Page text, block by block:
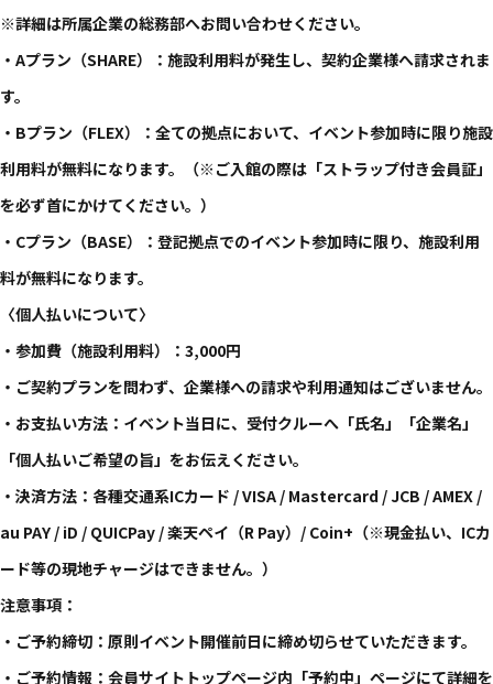
※詳細は所属企業の総務部へお問い合わせください。
・Aプラン（SHARE）：施設利用料が発生し、契約企業様へ請求されま
す。
・Bプラン（FLEX）：全ての拠点において、イベント参加時に限り施設
利用料が無料になります。（※ご入館の際は「ストラップ付き会員証」
を必ず首にかけてください。）
・Cプラン（BASE）：登記拠点でのイベント参加時に限り、施設利用
料が無料になります。
〈個人払いについて〉
・参加費（施設利用料）：3,000円
・ご契約プランを問わず、企業様への請求や利用通知はございません。
・お支払い方法：イベント当日に、受付クルーへ「氏名」「企業名」
「個人払いご希望の旨」をお伝えください。
・決済方法：各種交通系ICカード / VISA / Mastercard / JCB / AMEX /
au PAY / iD / QUICPay / 楽天ペイ（R Pay）/ Coin+（※現金払い、ICカ
ード等の現地チャージはできません。）
注意事項：
・ご予約締切：原則イベント開催前日に締め切らせていただきます。
・ご予約情報：会員サイトトップページ内「予約中」ページにて詳細を